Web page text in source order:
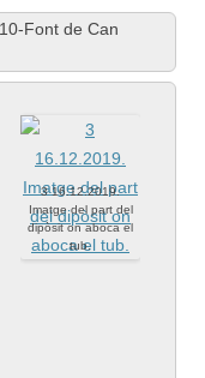
Font de Can
3 16.12.2019.
Imatge del part del
dipòsit on aboca el
tub.